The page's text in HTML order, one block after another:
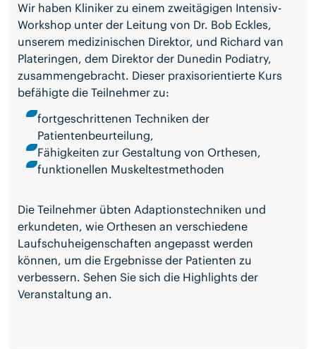
Wir haben Kliniker zu einem zweitägigen Intensiv-
Workshop unter der Leitung von Dr. Bob Eckles,
unserem medizinischen Direktor, und Richard van
Plateringen, dem Direktor der Dunedin Podiatry,
zusammengebracht. Dieser praxisorientierte Kurs
befähigte die Teilnehmer zu:
fortgeschrittenen Techniken der
Patientenbeurteilung,
Fähigkeiten zur Gestaltung von Orthesen,
funktionellen Muskeltestmethoden
Die Teilnehmer übten Adaptionstechniken und
erkundeten, wie Orthesen an verschiedene
Laufschuheigenschaften angepasst werden
können, um die Ergebnisse der Patienten zu
verbessern. Sehen Sie sich die Highlights der
Veranstaltung an.